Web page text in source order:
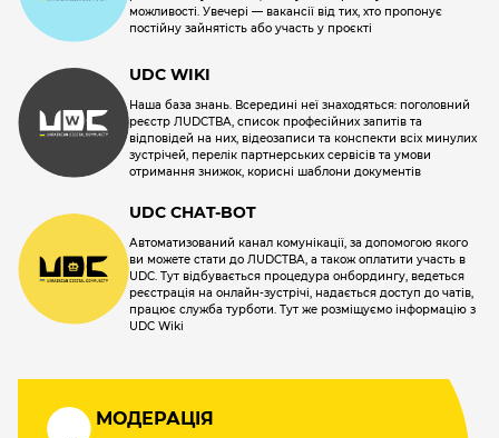
можливості. Увечері — вакансії від тих, хто пропонує
постійну зайнятість або участь у проєкті
UDC WIKI
Наша база знань. Всередині неї знаходяться: поголовний
реєстр ЛUDCТВА, список професійних запитів та
відповідей на них, відеозаписи та конспекти всіх минулих
зустрічей, перелік партнерських сервісів та умови
отримання знижок, корисні шаблони документів
UDC CHAT-BOT
Автоматизований канал комунікації, за допомогою якого
ви можете стати до ЛUDCТВА, а також оплатити участь в
UDC. Тут відбувається процедура онбордингу, ведеться
реєстрація на онлайн-зустрічі, надається доступ до чатів,
працює служба турботи. Тут же розміщуємо інформацію з
UDC Wiki
МОДЕРАЦІЯ